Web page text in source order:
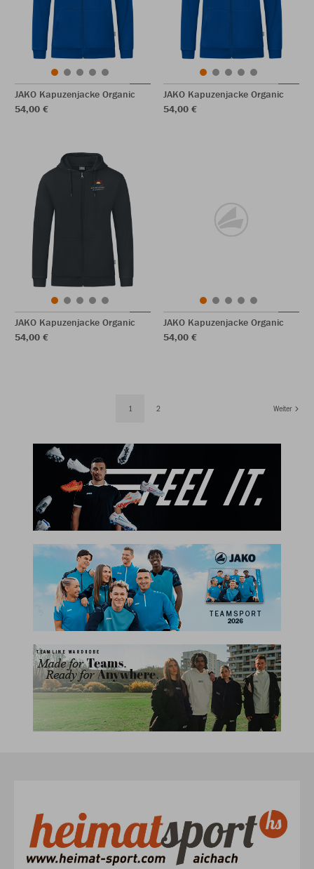
JAKO Kapuzenjacke Organic
54,00 €
JAKO Kapuzenjacke Organic
54,00 €
JAKO Kapuzenjacke Organic
54,00 €
JAKO Kapuzenjacke Organic
54,00 €
1 2 Weiter